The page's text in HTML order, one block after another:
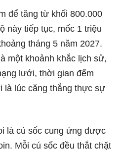
để tăng từ khối 800.000
này tiếp tục, mốc 1 triệu
tháng 5 năm 2027.
một khoảnh khắc lịch sử,
lưới, thời gian đếm
là lúc căng thẳng thực sự
là cú sốc cung ứng được
Mỗi cú sốc đều thắt chặt